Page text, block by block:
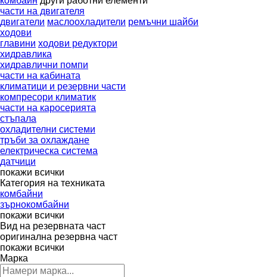
части на двигателя
двигатели маслоохладители ремъчни шайби
ходови
главини ходови редуктори
хидравлика
хидравлични помпи
части на кабината
климатици и резервни части
компресори климатик
части на каросерията
стъпала
охладителни системи
тръби за охлаждане
електрическа система
датчици
покажи всички
Категория на техниката
комбайни
зърнокомбайни
покажи всички
Вид на резервната част
оригинална резервна част
покажи всички
Марка